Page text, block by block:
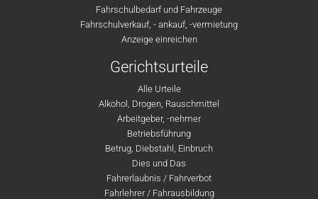
Fahrschulbedarf und Fahrzeuge
Fahrschulverkauf, - ankauf, -vermietung
Anzeige einreichen
Gerichtsurteile
Alle Urteile
Alkohol, Drogen, Rauschmittel
Arbeitgeber, -nehmer
Betriebsführung
Betrug, Diebstahl, Einbruch
Dies und Das
Fahrerlaubnis / Fahrverbot
Fahrlehrer / Fahrausbildung